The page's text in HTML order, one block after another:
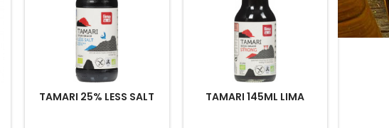
TAMARI 25% LESS SALT TAMARI 145ML LIMA